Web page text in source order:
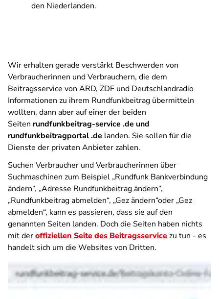
den Niederlanden.
Wir erhalten gerade verstärkt Beschwerden von
Verbraucherinnen und Verbrauchern, die dem
Beitragsservice von ARD, ZDF und Deutschlandradio
Informationen zu ihrem Rundfunkbeitrag übermitteln
wollten, dann aber auf einer der beiden
Seiten rundfunkbeitrag-service .de und
rundfunkbeitragportal .de landen. Sie sollen für die
Dienste der privaten Anbieter zahlen.
Suchen Verbraucher und Verbraucherinnen über
Suchmaschinen zum Beispiel „Rundfunk Bankverbindung
ändern“, „Adresse Rundfunkbeitrag ändern“,
„Rundfunkbeitrag abmelden“, „Gez ändern“oder „Gez
abmelden“, kann es passieren, dass sie auf den
genannten Seiten landen. Doch die Seiten haben nichts
mit deroffiziellen Seite des Beitragsservicezu tun - es
handelt sich um die Websites von Dritten.